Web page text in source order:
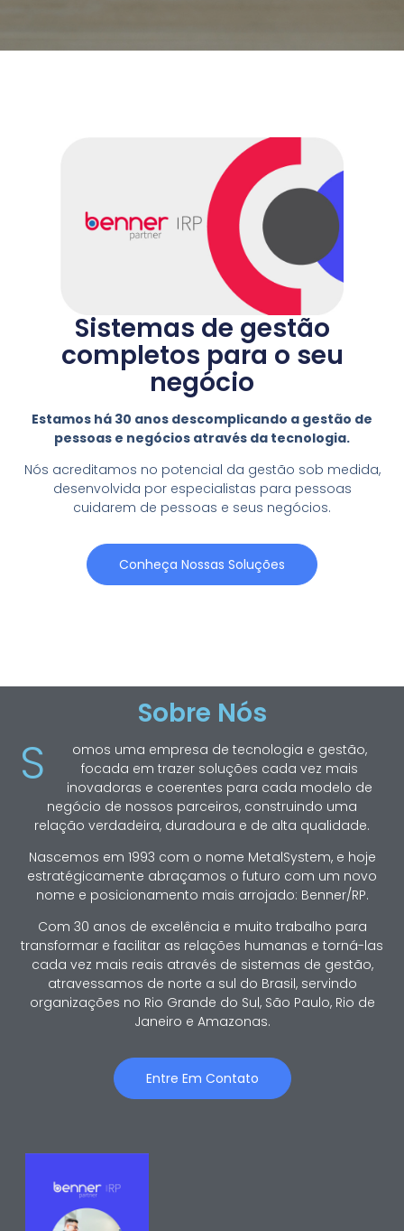
Sistemas de gestão
completos para o seu
negócio
Estamos há 30 anos descomplicando a gestão de
pessoas e negócios através da tecnologia.
Nós acreditamos no potencial da gestão sob medida,
desenvolvida por especialistas para pessoas
cuidarem de pessoas e seus negócios.
Conheça Nossas Soluções
Sobre Nós
S
omos uma empresa de tecnologia e gestão,
focada em trazer soluções cada vez mais
inovadoras e coerentes para cada modelo de
negócio de nossos parceiros, construindo uma
relação verdadeira, duradoura e de alta qualidade.
Nascemos em 1993 com o nome MetalSystem, e hoje
estratégicamente abraçamos o futuro com um novo
nome e posicionamento mais arrojado: Benner/RP.
Com 30 anos de excelência e muito trabalho para
transformar e facilitar as relações humanas e torná-las
cada vez mais reais através de sistemas de gestão,
atravessamos de norte a sul do Brasil, servindo
organizações no Rio Grande do Sul, São Paulo, Rio de
Janeiro e Amazonas.
Entre Em Contato